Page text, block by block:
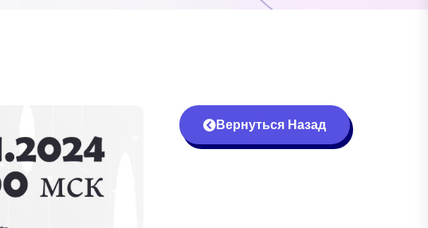
Вернуться Назад